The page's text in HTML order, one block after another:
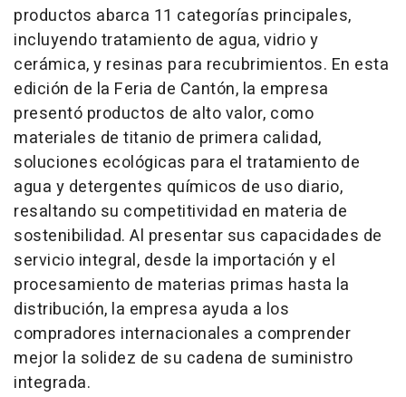
productos abarca 11 categorías principales,
incluyendo tratamiento de agua, vidrio y
cerámica, y resinas para recubrimientos. En esta
edición de la Feria de Cantón, la empresa
presentó productos de alto valor, como
materiales de titanio de primera calidad,
soluciones ecológicas para el tratamiento de
agua y detergentes químicos de uso diario,
resaltando su competitividad en materia de
sostenibilidad. Al presentar sus capacidades de
servicio integral, desde la importación y el
procesamiento de materias primas hasta la
distribución, la empresa ayuda a los
compradores internacionales a comprender
mejor la solidez de su cadena de suministro
integrada.